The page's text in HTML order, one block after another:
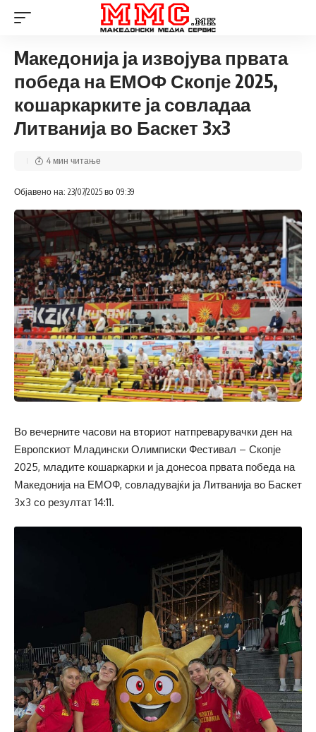
Mакедонија ја извојува првата
победа на ЕМОФ Скопје 2025,
кошаркарките ја совладаа
Литванија во Баскет 3х3
Објавено на: 23/07/2025 во 09:39
4 мин читање
Во вечерните часови на вториот натпреварувачки ден на
Европскиот Младински Олимписки Фестивал – Скопје
2025, младите кошаркарки и ја донесоа првата победа на
Македонија на ЕМОФ, совладувајќи ја Литванија во Баскет
3х3 со резултат 14:11.